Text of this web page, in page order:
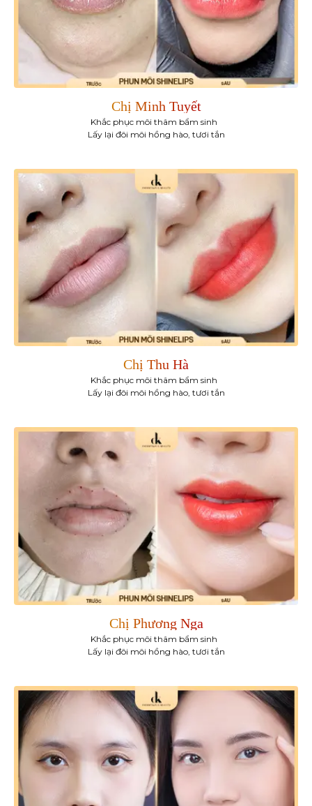
Chị Minh Tuyết
Khắc phục môi thâm bẩm sinh
Lấy lại đôi môi hồng hào, tươi tắn
Chị Thu Hà
Khắc phục môi thâm bẩm sinh
Lấy lại đôi môi hồng hào, tươi tắn
Chị Phương Nga
Khắc phục môi thâm bẩm sinh
Lấy lại đôi môi hồng hào, tươi tắn